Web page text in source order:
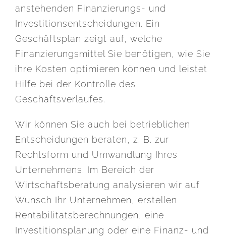
anstehenden Finanzierungs- und
Investitionsentscheidungen. Ein
Geschäftsplan zeigt auf, welche
Finanzierungsmittel Sie benötigen, wie Sie
ihre Kosten optimieren können und leistet
Hilfe bei der Kontrolle des
Geschäftsverlaufes.
Wir können Sie auch bei betrieblichen
Entscheidungen beraten, z. B. zur
Rechtsform und Umwandlung Ihres
Unternehmens. Im Bereich der
Wirtschaftsberatung analysieren wir auf
Wunsch Ihr Unternehmen, erstellen
Rentabilitätsberechnungen, eine
Investitionsplanung oder eine Finanz- und